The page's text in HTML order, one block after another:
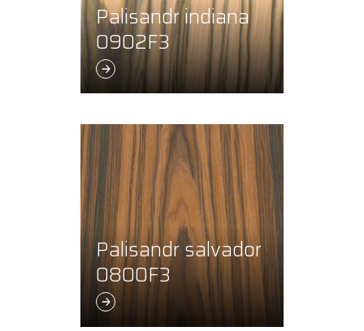
Palisandr indiana
0902F3
Palisandr salvador
0800F3